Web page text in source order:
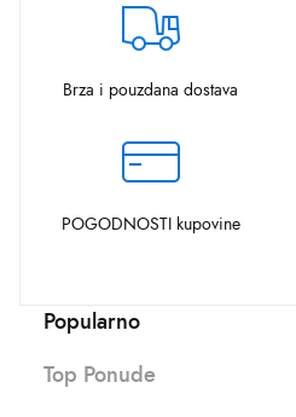
Brza i pouzdana dostava
POGODNOSTI kupovine
Popularno
Top Ponude